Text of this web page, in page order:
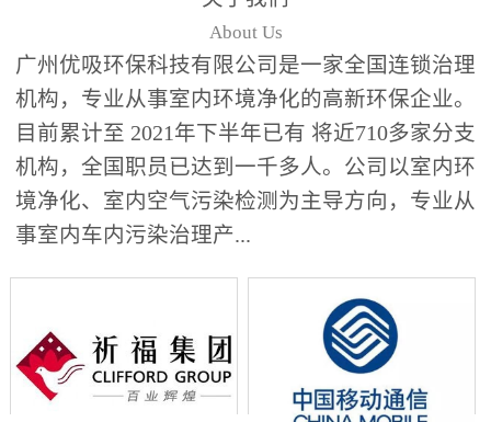
About Us
广州优吸环保科技有限公司是一家全国连锁治理
机构，专业从事室内环境净化的高新环保企业。
目前累计至 2021年下半年已有 将近710多家分支
机构，全国职员已达到一千多人。公司以室内环
境净化、室内空气污染检测为主导方向，专业从
事室内车内污染治理产...